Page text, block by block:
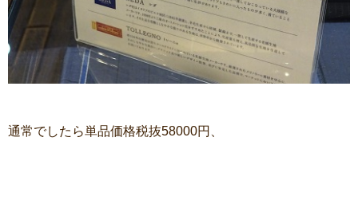
通常でしたら単品価格税抜58000円、